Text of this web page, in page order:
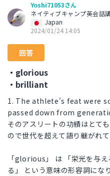
Yoshi71053さん
ネイティブキャンプ英会話
Japan
2024/01/24 14:05
回答
・glorious
・brilliant
1. The athlete's feat were
passed down from
そのアスリートの功績はとて
ので世代を超えて語り継がれて
「glorious」 は 「栄光を与
る」 という意味の形容詞にな